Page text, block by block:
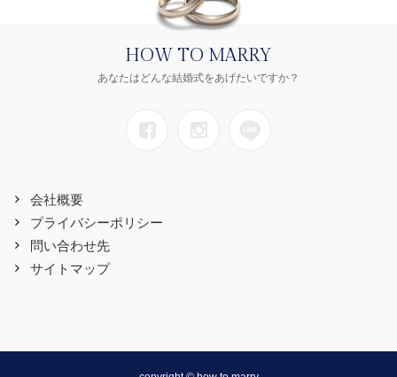
HOW TO MARRY
あなたはどんな結婚式をあげたいですか？
会社概要
プライバシーポリシー
問い合わせ先
サイトマップ